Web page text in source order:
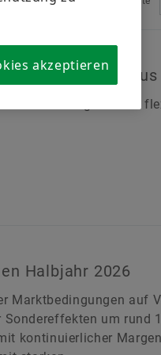
Segmentmotoren
Torquemotoren UPR
Sondermotoren
zur Schaeffler
als Arbeitgeber
in Deutschland aus
mit
Halbjahr 2026
Marktbedingungen auf
um rund
kontinuierlicher
akzeptieren